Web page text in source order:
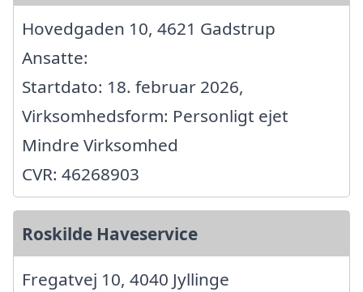
Hovedgaden 10, 4621 Gadstrup
Ansatte:
Startdato: 18. februar 2026,
Virksomhedsform: Personligt ejet
Mindre Virksomhed
CVR: 46268903
Roskilde Haveservice
Fregatvej 10, 4040 Jyllinge